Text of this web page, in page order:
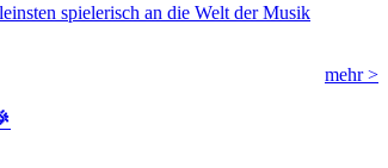
spielerisch an die Welt der Musik
mehr >